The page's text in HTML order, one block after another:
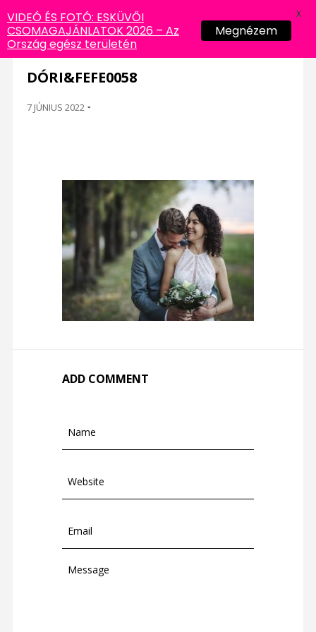
DÓRI&FEFE0058
7 JÚNIUS 2022 -
ADD COMMENT
VIDEÓ ÉS FOTÓ: ESKÜVŐI
CSOMAGAJÁNLATOK 2026 – Az
Ország egész területén
Megnézem
X